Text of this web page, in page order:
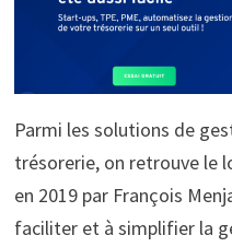
Parmi les solutions de
trésorerie, on retrouve le
en 2019 par François
faciliter et à simplifier la